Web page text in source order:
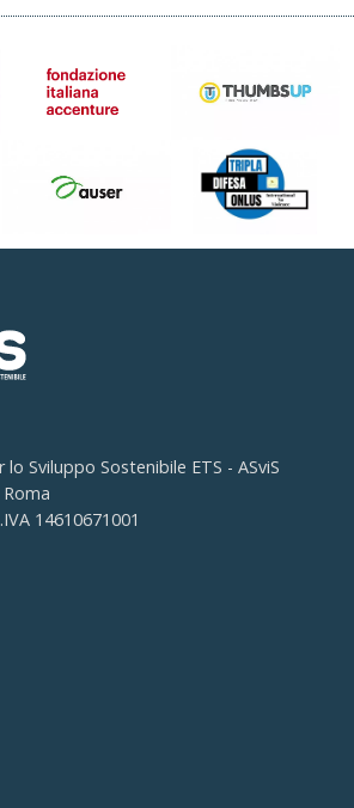
Sviluppo Sostenibile ETS - ASviS
14610671001